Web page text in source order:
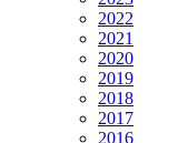
2022
2021
2020
2019
2018
2017
2016